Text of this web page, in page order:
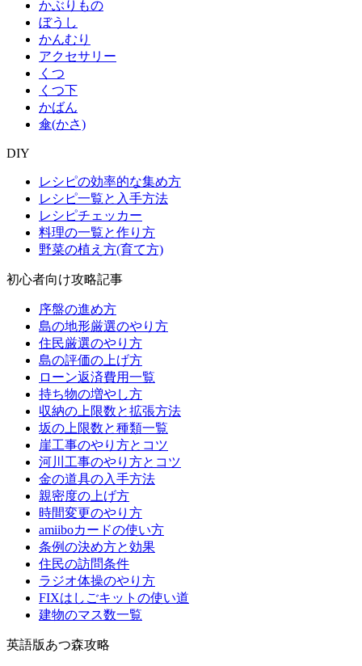
かぶりもの
ぼうし
かんむり
アクセサリー
くつ
くつ下
かばん
傘(かさ)
DIY
レシピの効率的な集め方
レシピ一覧と入手方法
レシピチェッカー
料理の一覧と作り方
野菜の植え方(育て方)
初心者向け攻略記事
序盤の進め方
島の地形厳選のやり方
住民厳選のやり方
島の評価の上げ方
ローン返済費用一覧
持ち物の増やし方
収納の上限数と拡張方法
坂の上限数と種類一覧
崖工事のやり方とコツ
河川工事のやり方とコツ
金の道具の入手方法
親密度の上げ方
時間変更のやり方
amiiboカードの使い方
条例の決め方と効果
住民の訪問条件
ラジオ体操のやり方
FIXはしごキットの使い道
建物のマス数一覧
英語版あつ森攻略